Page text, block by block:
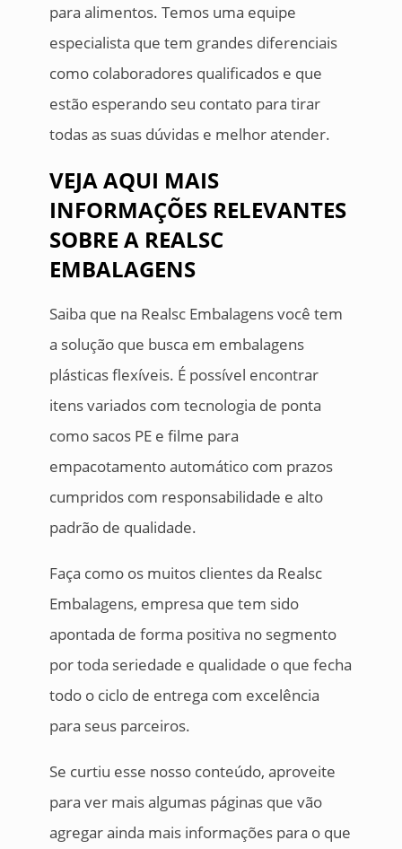
para alimentos. Temos uma equipe
especialista que tem grandes diferenciais
como colaboradores qualificados e que
estão esperando seu contato para tirar
todas as suas dúvidas e melhor atender.
VEJA AQUI MAIS
INFORMAÇÕES RELEVANTES
SOBRE A REALSC
EMBALAGENS
Saiba que na Realsc Embalagens você tem
a solução que busca em embalagens
plásticas flexíveis. É possível encontrar
itens variados com tecnologia de ponta
como sacos PE e filme para
empacotamento automático com prazos
cumpridos com responsabilidade e alto
padrão de qualidade.
Faça como os muitos clientes da Realsc
Embalagens, empresa que tem sido
apontada de forma positiva no segmento
por toda seriedade e qualidade o que fecha
todo o ciclo de entrega com excelência
para seus parceiros.
Se curtiu esse nosso conteúdo, aproveite
para ver mais algumas páginas que vão
agregar ainda mais informações para o que